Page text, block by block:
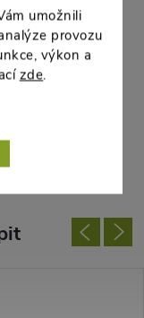
umožnili
provozu
výkon a
zde.